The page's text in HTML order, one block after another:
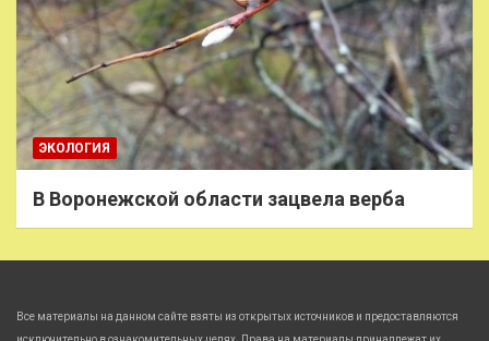
ЭКОЛОГИЯ
В Воронежской области зацвела верба
Все материалы на данном сайте взяты из открытых источников и предоставляются